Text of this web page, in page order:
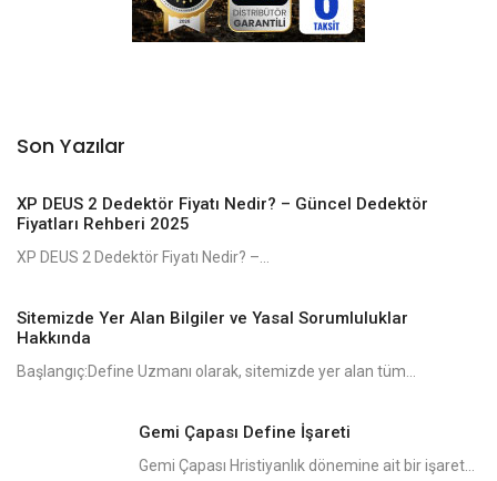
Son Yazılar
XP DEUS 2 Dedektör Fiyatı Nedir? – Güncel Dedektör
Fiyatları Rehberi 2025
XP DEUS 2 Dedektör Fiyatı Nedir? –...
Sitemizde Yer Alan Bilgiler ve Yasal Sorumluluklar
Hakkında
Başlangıç:Define Uzmanı olarak, sitemizde yer alan tüm...
Gemi Çapası Define İşareti
Gemi Çapası Hristiyanlık dönemine ait bir işaret...